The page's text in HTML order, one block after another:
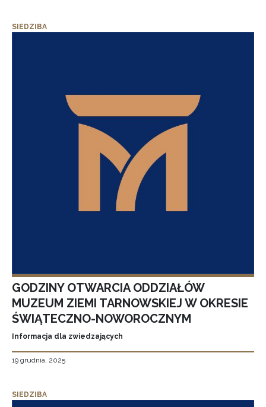
SIEDZIBA
GODZINY OTWARCIA ODDZIAŁÓW
MUZEUM ZIEMI TARNOWSKIEJ W OKRESIE
ŚWIĄTECZNO-NOWOROCZNYM
Informacja dla zwiedzających
19 grudnia, 2025
SIEDZIBA